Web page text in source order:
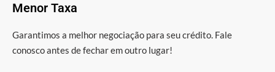
Menor Taxa
Garantimos a melhor negociação para seu crédito. Fale
conosco antes de fechar em outro lugar!